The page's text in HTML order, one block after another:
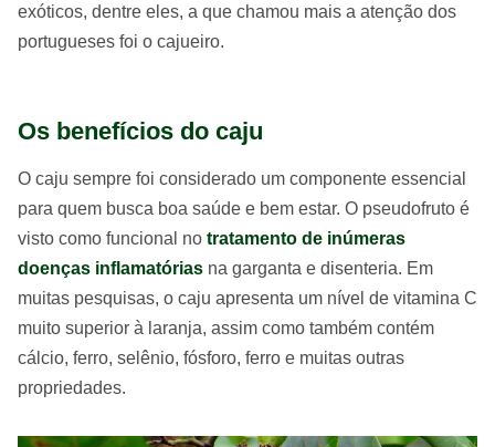
exóticos, dentre eles, a que chamou mais a atenção dos
portugueses foi o cajueiro.
Os benefícios do caju
O caju sempre foi considerado um componente essencial
para quem busca boa saúde e bem estar. O pseudofruto é
visto como funcional no tratamento de inúmeras
doenças inflamatórias na garganta e disenteria. Em
muitas pesquisas, o caju apresenta um nível de vitamina C
muito superior à laranja, assim como também contém
cálcio, ferro, selênio, fósforo, ferro e muitas outras
propriedades.